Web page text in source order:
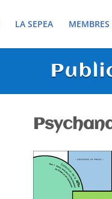
LA SEPEA MEMBRES